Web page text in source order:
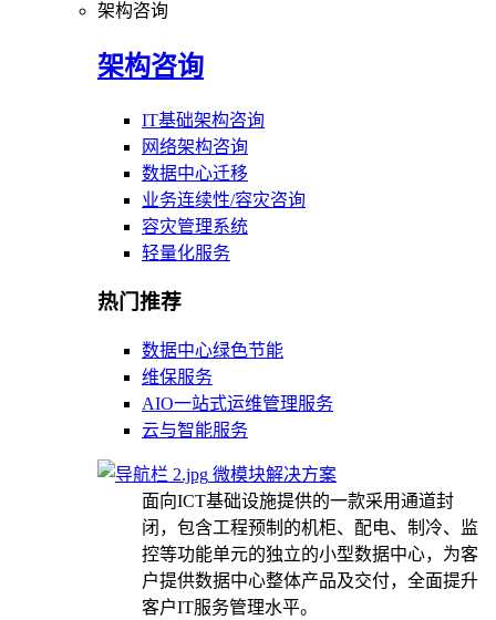
架构咨询
架构咨询
IT基础架构咨询
网络架构咨询
数据中心迁移
业务连续性/容灾咨询
容灾管理系统
轻量化服务
热门推荐
数据中心绿色节能
维保服务
AIO一站式运维管理服务
云与智能服务
微模块解决方案
面向ICT基础设施提供的一款采用通道封
闭，包含工程预制的机柜、配电、制冷、监
控等功能单元的独立的小型数据中心，为客
户提供数据中心整体产品及交付，全面提升
客户IT服务管理水平。